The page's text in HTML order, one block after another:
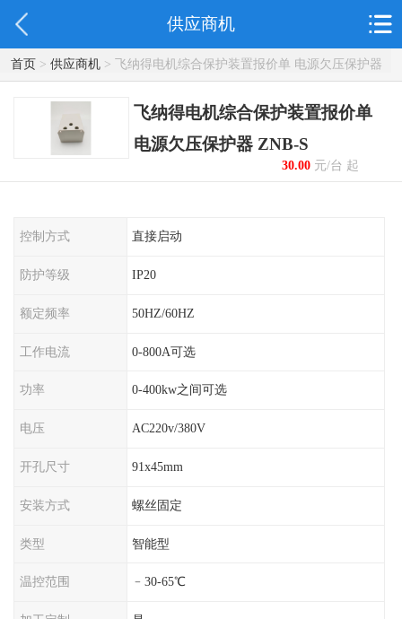
供应商机
首页> 供应商机> 飞纳得电机综合保护装置报价单 电源欠压保护器
ZNB-S
飞纳得电机综合保护装置报价单
电源欠压保护器 ZNB-S
30.00元/台 起
控制方式 直接启动
防护等级 IP20
额定频率 50HZ/60HZ
工作电流 0-800A可选
功率 0-400kw之间可选
电压 AC220v/380V
开孔尺寸 91x45mm
安装方式 螺丝固定
类型 智能型
温控范围 ﹣30-65℃